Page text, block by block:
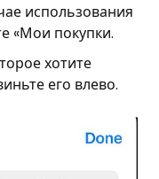
использования
«Мои покупки.
хотите
его влево.